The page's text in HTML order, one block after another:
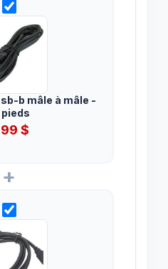
b mâle à mâle -
pieds
$
+